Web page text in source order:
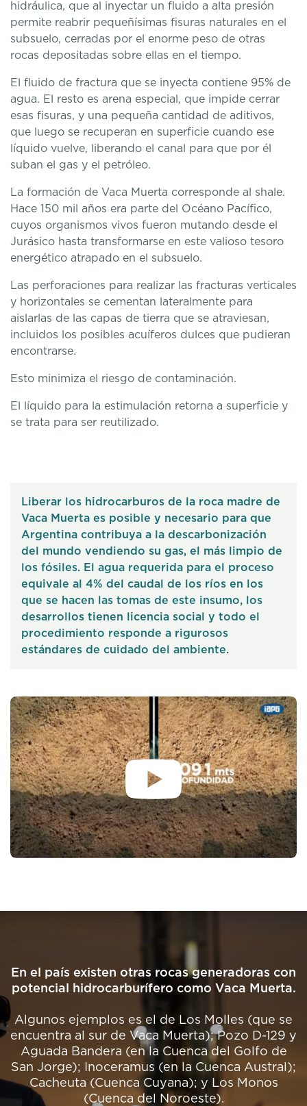
hidráulica, que al inyectar un fluido a alta presión
permite reabrir pequeñísimas fisuras naturales en el
subsuelo, cerradas por el enorme peso de otras
rocas depositadas sobre ellas en el tiempo.
El fluido de fractura que se inyecta contiene 95% de
agua. El resto es arena especial, que impide cerrar
esas fisuras, y una pequeña cantidad de aditivos,
que luego se recuperan en superficie cuando ese
líquido vuelve, liberando el canal para que por él
suban el gas y el petróleo.
La formación de Vaca Muerta corresponde al shale.
Hace 150 mil años era parte del Océano Pacífico,
cuyos organismos vivos fueron mutando desde el
Jurásico hasta transformarse en este valioso tesoro
energético atrapado en el subsuelo.
Las perforaciones para realizar las fracturas verticales
y horizontales se cementan lateralmente para
aislarlas de las capas de tierra que se atraviesan,
incluidos los posibles acuíferos dulces que pudieran
encontrarse.
Esto minimiza el riesgo de contaminación.
El líquido para la estimulación retorna a superficie y
se trata para ser reutilizado.
Liberar los hidrocarburos de la roca madre de
Vaca Muerta es posible y necesario para que
Argentina contribuya a la descarbonización
del mundo vendiendo su gas, el más limpio de
los fósiles. El agua requerida para el proceso
equivale al 4% del caudal de los ríos en los
que se hacen las tomas de este insumo, los
desarrollos tienen licencia social y todo el
procedimiento responde a rigurosos
estándares de cuidado del ambiente.
En el país existen otras rocas generadoras con
potencial hidrocarburífero como Vaca Muerta.
Algunos ejemplos es el de Los Molles (que se
encuentra al sur de Vaca Muerta); Pozo D-129 y
Aguada Bandera (en la Cuenca del Golfo de
San Jorge); Inoceramus (en la Cuenca Austral);
Cacheuta (Cuenca Cuyana); y Los Monos
(Cuenca del Noroeste).